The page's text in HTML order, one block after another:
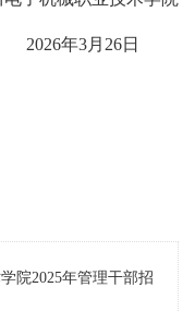
2026年3月26日
院2025年管理干部招